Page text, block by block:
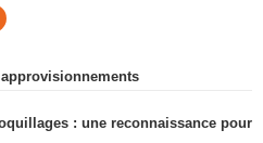
: une reconnaissance pour